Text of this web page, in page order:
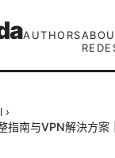
AUTHORS
›
指南与VPN解決方案